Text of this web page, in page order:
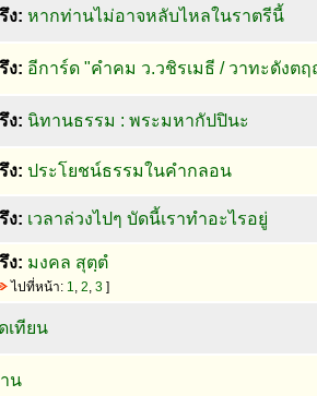
ง: หากท่านไม่อาจหลับไหลในราตรีนี้
ง: อีการ์ด "คำคม ว.วชิรเมธี / วาทะดังต
ง: นิทานธรรม : พระมหากัปปินะ
ง: ประโยชน์ธรรมในคำกลอน
ง: เวลาล่วงไปๆ บัดนี้เราทำอะไรอยู่
ง: มงคล สุตฺตํ
ไปที่หน้า: 1, 2, 3]
เทียน
น